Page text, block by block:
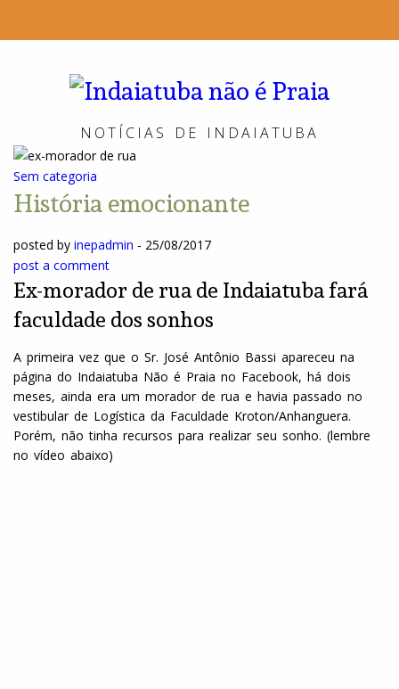
NOTÍCIAS DE INDAIATUBA
Sem categoria
História emocionante
posted by inepadmin - 25/08/2017
post a comment
Ex-morador de rua de Indaiatuba fará
faculdade dos sonhos
A primeira vez que o Sr. José Antônio Bassi apareceu na
página do Indaiatuba Não é Praia no Facebook, há dois
meses, ainda era um morador de rua e havia passado no
vestibular de Logística da Faculdade Kroton/Anhanguera.
Porém, não tinha recursos para realizar seu sonho. (lembre
no vídeo abaixo)